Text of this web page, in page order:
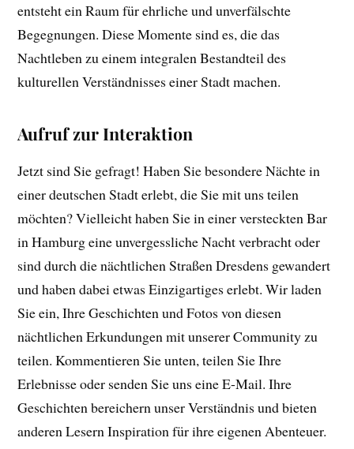
entsteht ein Raum für ehrliche und unverfälschte
Begegnungen. Diese Momente sind es, die das
Nachtleben zu einem integralen Bestandteil des
kulturellen Verständnisses einer Stadt machen.
Aufruf zur Interaktion
Jetzt sind Sie gefragt! Haben Sie besondere Nächte in
einer deutschen Stadt erlebt, die Sie mit uns teilen
möchten? Vielleicht haben Sie in einer versteckten Bar
in Hamburg eine unvergessliche Nacht verbracht oder
sind durch die nächtlichen Straßen Dresdens gewandert
und haben dabei etwas Einzigartiges erlebt. Wir laden
Sie ein, Ihre Geschichten und Fotos von diesen
nächtlichen Erkundungen mit unserer Community zu
teilen. Kommentieren Sie unten, teilen Sie Ihre
Erlebnisse oder senden Sie uns eine E-Mail. Ihre
Geschichten bereichern unser Verständnis und bieten
anderen Lesern Inspiration für ihre eigenen Abenteuer.